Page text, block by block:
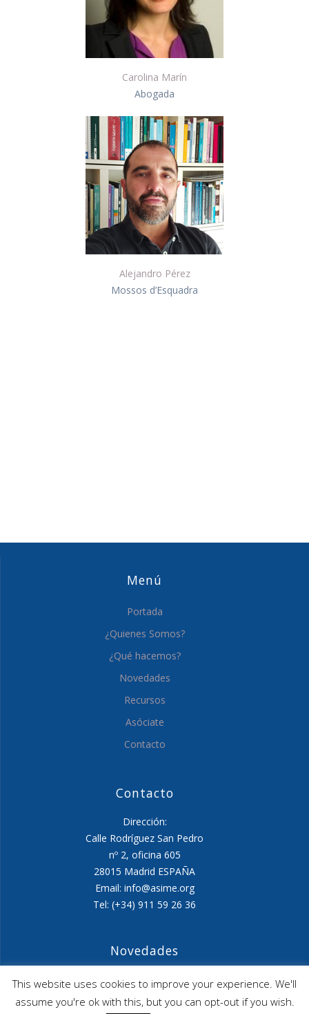
Carolina Marín
Abogada
Alejandro Pérez
Mossos d’Esquadra
Menú
Portada
¿Quienes Somos?
¿Qué hacemos?
Novedades
Recursos
Asóciate
Contacto
Contacto
Dirección:
Calle Rodríguez San Pedro
nº 2, oficina 605
28015 Madrid ESPAÑA
Email: info@asime.org
Tel: (+34) 911 59 26 36
Novedades
Agenda ASIME-Ultimo trimestre 2026
ASIME celebrará en diciembre una nueva edición de
This website uses cookies to improve your experience. We'll
assume you're ok with this, but you can opt-out if you wish.